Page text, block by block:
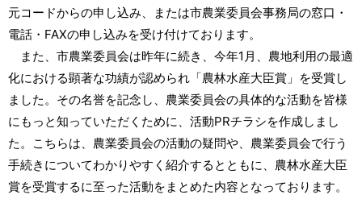
元コードからの申し込み、または市農業委員会事務局の窓口・
電話・FAXの申し込みを受け付けております。
また、市農業委員会は昨年に続き、今年1月、農地利用の最適
化における顕著な功績が認められ「農林水産大臣賞」を受賞し
ました。その名誉を記念し、農業委員会の具体的な活動を皆様
にもっと知っていただくために、活動PRチラシを作成しまし
た。こちらは、農業委員会の活動の疑問や、農業委員会で行う
手続きについてわかりやすく紹介するとともに、農林水産大臣
賞を受賞するに至った活動をまとめた内容となっております。